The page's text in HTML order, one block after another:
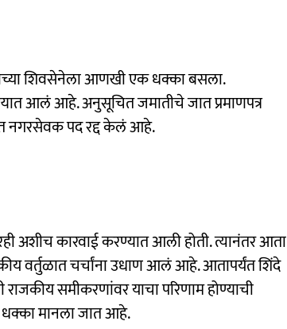
शिवसेनेला आणखी एक धक्का बसला.
आलं आहे. अनुसूचित जमातीचे जात प्रमाणपत्र
नगरसेवक पद रद्द केलं आहे.
अशीच कारवाई करण्यात आली होती. त्यानंतर आता
वर्तुळात चर्चांना उधाण आलं आहे. आतापर्यंत शिंदे
समीकरणांवर याचा परिणाम होण्याची
धक्का मानला जात आहे.